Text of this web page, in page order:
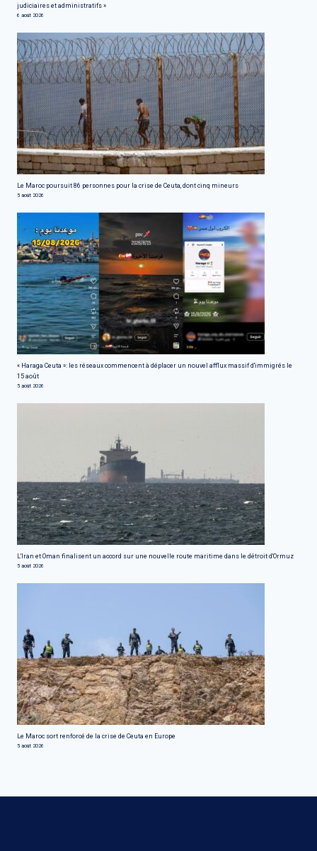
judiciaires et administratifs »
6 août 2026
Le Maroc poursuit 86 personnes pour la crise de Ceuta, dont cinq mineurs
5 août 2026
« Haraga Ceuta »: les réseaux commencent à déplacer un nouvel afflux massif d'immigrés le
15 août
5 août 2026
L'Iran et Oman finalisent un accord sur une nouvelle route maritime dans le détroit d'Ormuz
5 août 2026
Le Maroc sort renforcé de la crise de Ceuta en Europe
5 août 2026